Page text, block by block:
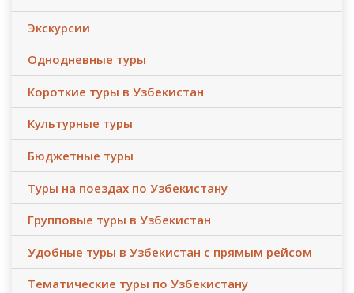
Экскурсии
Однодневные туры
Короткие туры в Узбекистан
Культурные туры
Бюджетные туры
Туры на поездах по Узбекистану
Групповые туры в Узбекистан
Удобные туры в Узбекистан с прямым рейсом
Тематические туры по Узбекистану